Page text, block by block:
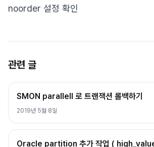
noorder 설정 확인
관련 글
SMON parallell 로 트랜잭션 롤백하기
2019년 5월 8일
Oracle partition 추가 작업 (